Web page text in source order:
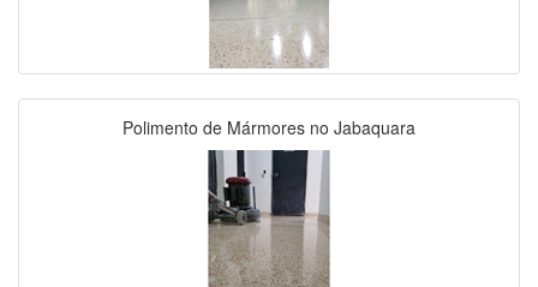
Polimento de Mármores no Jabaquara